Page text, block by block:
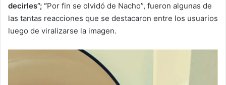
decirles”; “Por fin se olvidó de Nacho”, fueron algunas de
las tantas reacciones que se destacaron entre los usuarios
luego de viralizarse la imagen.